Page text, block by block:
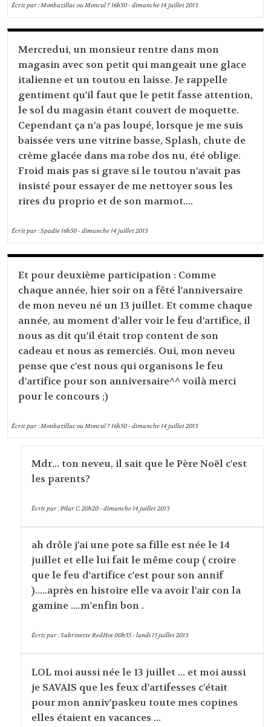
Écrit par :Monbazillac ou Moncul ?16h50-dimanche 14juillet 2013
Mercredui, un monsieur rentre dans mon
magasin avec son petit qui mangeait une glace
italienne et un toutou en laisse. Je rappelle
gentiment qu'il faut que le petit fasse attention,
le sol du magasin étant couvert de moquette.
Cependant ça n'a pas loupé, lorsque je me suis
baissée vers une vitrine basse, Splash, chute de
crème glacée dans ma robe dos nu, été oblige.
Froid mais pas si grave si le toutou n'avait pas
insisté pour essayer de me nettoyer sous les
rires du proprio et de son marmot....
Écrit par :Spadie16h50-dimanche 14juillet 2013
Et pour deuxième participation : Comme
chaque année, hier soir on a fêté l'anniversaire
de mon neveu né un 13 juillet. Et comme chaque
année, au moment d'aller voir le feu d'artifice, il
nous as dit qu'il était trop content de son
cadeau et nous as remerciés. Oui, mon neveu
pense que c'est nous qui organisons le feu
d'artifice pour son anniversaire^^ voilà merci
pour le concours ;)
Écrit par :Monbazillac ou Moncul ?16h50-dimanche 14juillet 2013
Mdr... ton neveu, il sait que le Père Noël c'est
les parents?
Écrit par :Pilar C.20h20- dimanche 14juillet 2013
ah drôle j'ai une pote sa fille est née le 14
juillet et elle lui fait le même coup ( croire
que le feu d'artifice c'est pour son annif
).....après en histoire elle va avoir l'air con la
gamine ....m'enfin bon .
Écrit par :Sabrinette RedHot00h55- lundi 15juillet 2013
LOL moi aussi née le 13 juillet ... et moi aussi
je SAVAIS que les feux d'artifesses c'était
pour mon anniv'paskeu toute mes copines
elles étaient en vacances ...